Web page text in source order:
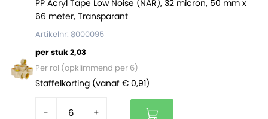
Gemakkelijk te sluiten en te openen dankzij de
kleef- en scheurstrip.
Volledig recyclebaar en FSC gecertificeerd.
PP Acryl Tape Low Noise (NAR), 32 micron, 50 mm x
66 meter, Transparant
Artikelnr: 8000095
per stuk 2,03
Per rol (opklimmend per 6)
Staffelkorting (vanaf € 0,91)
- +